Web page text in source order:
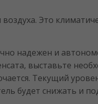
Это
надежен и
выставьте
Текущий
будет снижать и